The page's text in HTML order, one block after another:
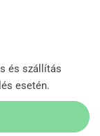
és szállítás
esetén.